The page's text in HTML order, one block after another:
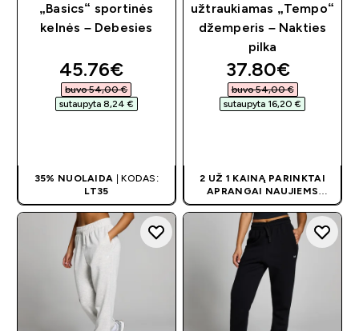
„Basics“ sportinės
kelnės – Debesies
discounted price
45.76€‎
buvo 54,00 €‎
sutaupyta 8,24 €‎
35% NUOLAIDA | KODAS:
LT35
užtraukiamas „Tempo“
džemperis – Nakties
pilka
discounted
37.80€‎
buvo 54,00 €‎
sutaupyta 16,20 €‎
2 UŽ 1 KAINĄ PARINKTAI
APRANGAI NAUJIEMS
KLIENTAMS! PRISITAIKO
AUTOMATIŠKAI